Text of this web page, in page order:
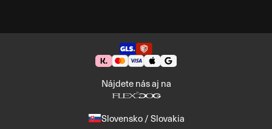
Nájdete nás aj na
Slovensko / Slovakia